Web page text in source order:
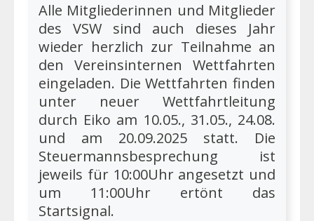
Alle Mitgliederinnen und Mitglieder
des VSW sind auch dieses Jahr
wieder herzlich zur Teilnahme an
den Vereinsinternen Wettfahrten
eingeladen. Die Wettfahrten finden
unter neuer Wettfahrtleitung
durch Eiko am 10.05., 31.05., 24.08.
und am 20.09.2025 statt. Die
Steuermannsbesprechung ist
jeweils für 10:00Uhr angesetzt und
um 11:00Uhr ertönt das
Startsignal.